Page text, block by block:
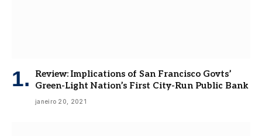
Review: Implications of San Francisco Govts’
Green-Light Nation’s First City-Run Public Bank
janeiro 20, 2021